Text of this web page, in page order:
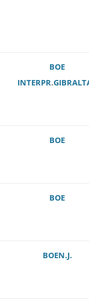
BOE
INTERPR.
BOE
BOE
BOEN.J.